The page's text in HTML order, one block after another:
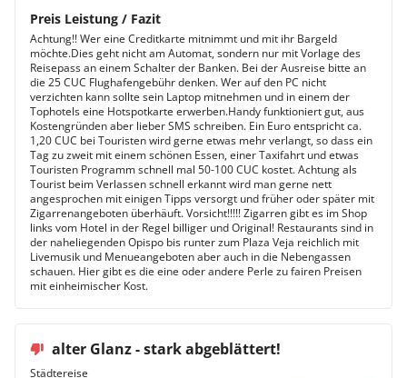
Preis Leistung / Fazit
Achtung!! Wer eine Creditkarte mitnimmt und mit ihr Bargeld
möchte.Dies geht nicht am Automat, sondern nur mit Vorlage des
Reisepass an einem Schalter der Banken. Bei der Ausreise bitte an
die 25 CUC Flughafengebühr denken. Wer auf den PC nicht
verzichten kann sollte sein Laptop mitnehmen und in einem der
Tophotels eine Hotspotkarte erwerben.Handy funktioniert gut, aus
Kostengründen aber lieber SMS schreiben. Ein Euro entspricht ca.
1,20 CUC bei Touristen wird gerne etwas mehr verlangt, so dass ein
Tag zu zweit mit einem schönen Essen, einer Taxifahrt und etwas
Touristen Programm schnell mal 50-100 CUC kostet. Achtung als
Tourist beim Verlassen schnell erkannt wird man gerne nett
angesprochen mit einigen Tipps versorgt und früher oder später mit
Zigarrenangeboten überhäuft. Vorsicht!!!!! Zigarren gibt es im Shop
links vom Hotel in der Regel billiger und Original! Restaurants sind in
der naheliegenden Opispo bis runter zum Plaza Veja reichlich mit
Livemusik und Menueangeboten aber auch in die Nebengassen
schauen. Hier gibt es die eine oder andere Perle zu fairen Preisen
mit einheimischer Kost.
alter Glanz - stark abgeblättert!
Städtereise